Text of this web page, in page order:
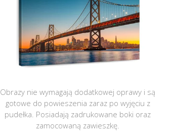
Obrazy nie wymagają dodatkowej oprawy i są
gotowe do powieszenia zaraz po wyjęciu z
pudełka. Posiadają zadrukowane boki oraz
zamocowaną zawieszkę.